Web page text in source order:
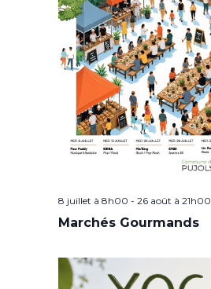
8 juillet à 8h00 - 26 août à 21h00
Marchés Gourmands